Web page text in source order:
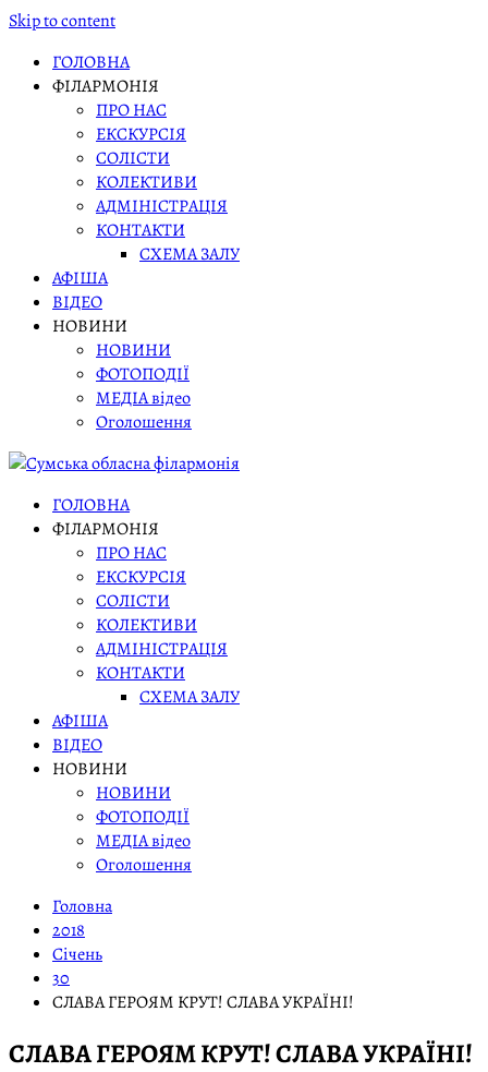
Skip to content
ГОЛОВНА
ФІЛАРМОНІЯ
ПРО НАС
ЕКСКУРСІЯ
СОЛІСТИ
КОЛЕКТИВИ
АДМІНІСТРАЦІЯ
КОНТАКТИ
СХЕМА ЗАЛУ
АФІША
ВІДЕО
НОВИНИ
НОВИНИ
ФОТОПОДІЇ
МЕДІА відео
Оголошення
ГОЛОВНА
ФІЛАРМОНІЯ
ПРО НАС
ЕКСКУРСІЯ
СОЛІСТИ
КОЛЕКТИВИ
АДМІНІСТРАЦІЯ
КОНТАКТИ
СХЕМА ЗАЛУ
АФІША
ВІДЕО
НОВИНИ
НОВИНИ
ФОТОПОДІЇ
МЕДІА відео
Оголошення
Головна
2018
Січень
30
СЛАВА ГЕРОЯМ КРУТ! СЛАВА УКРАЇНІ!
СЛАВА ГЕРОЯМ КРУТ! СЛАВА УКРАЇНІ!